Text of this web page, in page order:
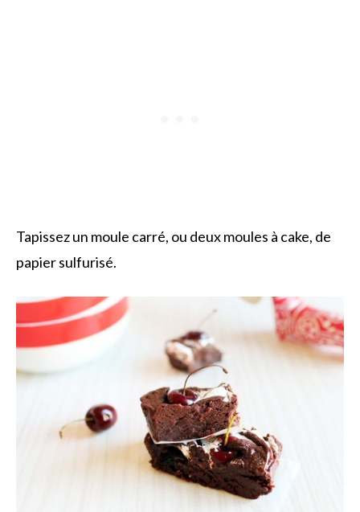
Tapissez un moule carré, ou deux moules à cake, de
papier sulfurisé.